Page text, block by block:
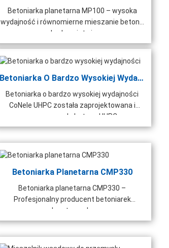
Betoniarka planetarna MP100 – wysoka
wydajność i równomierne mieszanie betonu
w budownictwie...
Betoniarka O Bardzo Wysokiej Wydajności
Betoniarka o bardzo wysokiej wydajności
CoNele UHPC została zaprojektowana i
opracowana do betonu UHPC...
Betoniarka Planetarna CMP330
Betoniarka planetarna CMP330 –
Profesjonalny producent betoniarek
planetarnych,...